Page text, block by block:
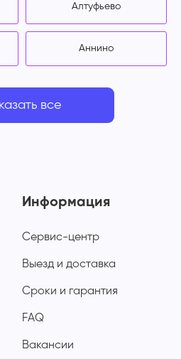
Алтуфьево
Аннино
все
Информация
Сервис-центр
Выезд и доставка
Сроки и гарантия
FAQ
Вакансии